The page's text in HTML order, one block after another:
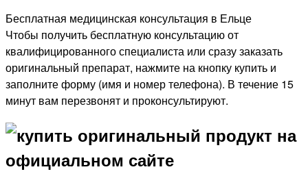
Бесплатная медицинская консультация в Ельце
Чтобы получить бесплатную консультацию от
квалифицированного специалиста или сразу заказать
оригинальный препарат, нажмите на кнопку купить и
заполните форму (имя и номер телефона). В течение 15
минут вам перезвонят и проконсультируют.